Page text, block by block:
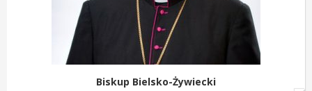
Biskup Bielsko-Żywiecki